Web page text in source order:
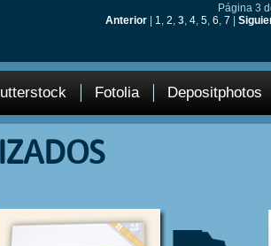
Página 3
Anterior| 1, 2, 3, 4, 5, 6, 7
Fotolia Depositphotos